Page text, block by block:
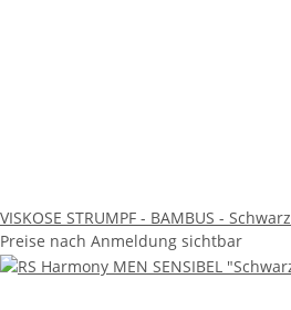
VISKOSE STRUMPF - BAMBUS - Schwarz
Preise nach Anmeldung sichtbar